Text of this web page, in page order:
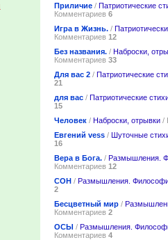
Приличие / Патриотические
Комментариев 6
Игра в Жизнь. /
Комментариев 12
Без названия. / Наброски,
Комментариев 33
Для вас 2 / Патриотические
21
для вас / Патриотические
15
Человек / Наброски, отрывки /
Евгений vess / Шуточные
16
Вера в Бога. / Размышления.
Комментариев 12
СОН / Размышления.
2
Бесцветный мир /
Комментариев 2
ОСЫ / Размышления.
Комментариев 4